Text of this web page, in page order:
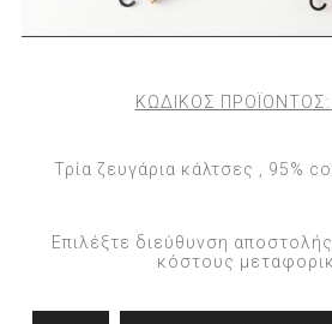
ΚΩΔΙΚΟΣ ΠΡΟΪΟΝΤΟΣ:
Τρία ζευγάρια κάλτσες , 95%
Επιλέξτε διεύθυνση
κόστους